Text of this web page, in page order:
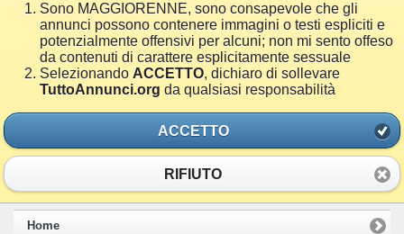
Sono MAGGIORENNE, sono consapevole che gli
annunci possono contenere immagini o testi espliciti e
potenzialmente offensivi per alcuni; non mi sento offeso
da contenuti di carattere esplicitamente sessuale
Selezionando ACCETTO, dichiaro di sollevare
TuttoAnnunci.org da qualsiasi responsabilità
ACCETTO
RIFIUTO
Home